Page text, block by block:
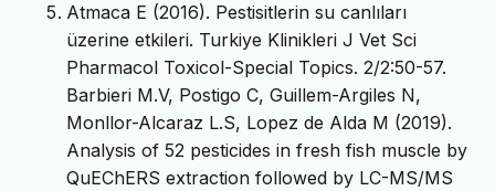
Atmaca E (2016). Pestisitlerin su canlıları
üzerine etkileri. Turkiye Klinikleri J Vet Sci
Pharmacol Toxicol-Special Topics. 2/2:50-57.
Barbieri M.V, Postigo C, Guillem-Argiles N,
Monllor-Alcaraz L.S, Lopez de Alda M (2019).
Analysis of 52 pesticides in fresh fish muscle by
QuEChERS extraction followed by LC-MS/MS